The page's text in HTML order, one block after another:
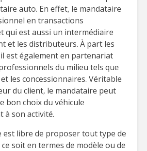
auto. En effet, le mandataire
en transactions
qui est aussi un intermédiaire
et les distributeurs. À part les
est également en partenariat
du milieu tels que
les concessionnaires. Véritable
du client, le mandataire peut
bon choix du véhicule
à son activité.
est libre de proposer tout type de
soit en termes de modèle ou de